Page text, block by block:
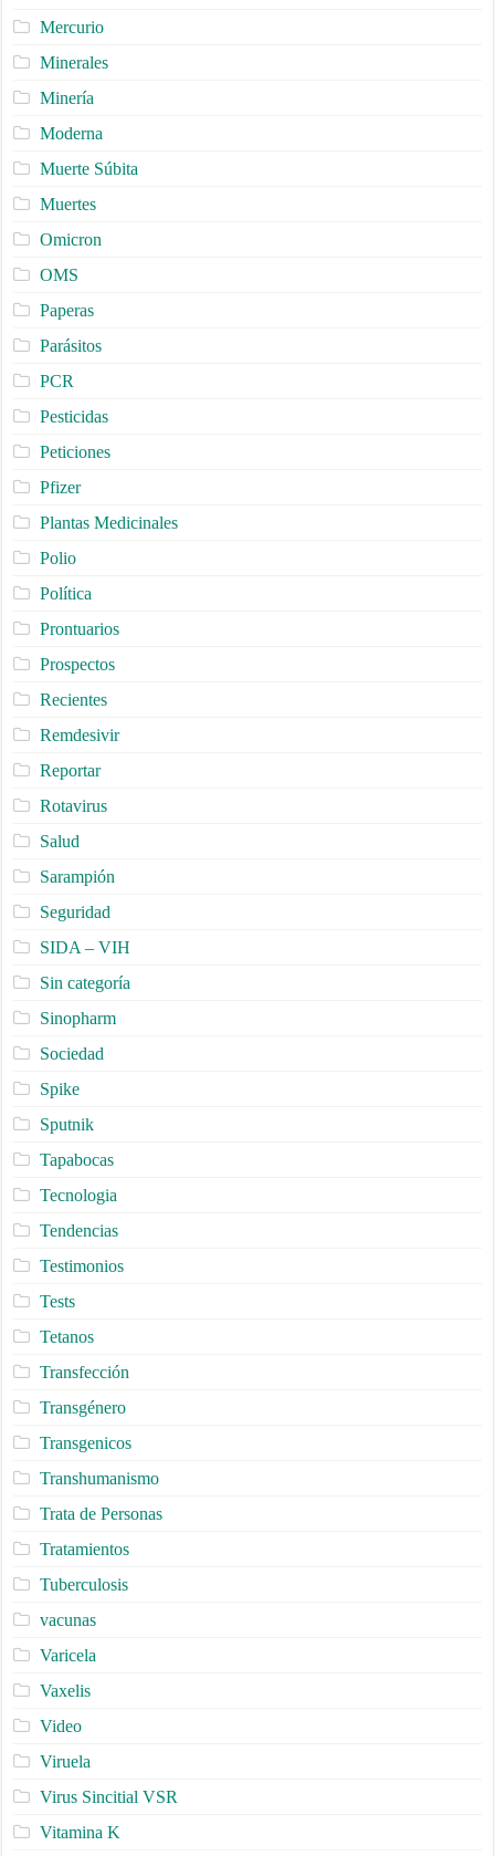
Mercurio
Minerales
Minería
Moderna
Muerte Súbita
Muertes
Omicron
OMS
Paperas
Parásitos
PCR
Pesticidas
Peticiones
Pfizer
Plantas Medicinales
Polio
Política
Prontuarios
Prospectos
Recientes
Remdesivir
Reportar
Rotavirus
Salud
Sarampión
Seguridad
SIDA – VIH
Sin categoría
Sinopharm
Sociedad
Spike
Sputnik
Tapabocas
Tecnologia
Tendencias
Testimonios
Tests
Tetanos
Transfección
Transgénero
Transgenicos
Transhumanismo
Trata de Personas
Tratamientos
Tuberculosis
vacunas
Varicela
Vaxelis
Video
Viruela
Virus Sincitial VSR
Vitamina K